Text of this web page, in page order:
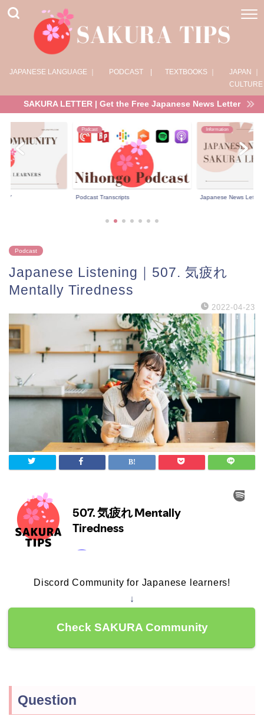
JAPANESE LANGUAGE ｜ PODCAST | TEXTBOOKS ｜
JAPAN ｜
CULTURE
SAKURA LETTER | Get the Free Japanese News Letter
Information
Japanese News Letter ; SAKUR...
Products
Products
Podcast
Japanese Listening｜507. 気疲れ
Mentally Tiredness
2022-04-23
Discord Community for Japanese learners!
↓
Check SAKURA Community
Question